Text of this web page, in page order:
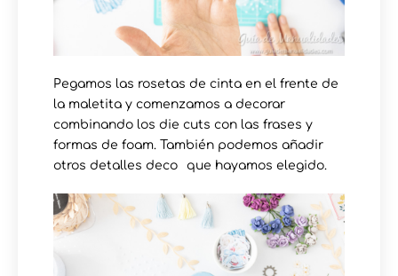
Pegamos las rosetas de cinta en el frente de
la maletita y comenzamos a decorar
combinando los die cuts con las frases y
formas de foam. También podemos añadir
otros detalles deco⁠⠀que hayamos elegido.